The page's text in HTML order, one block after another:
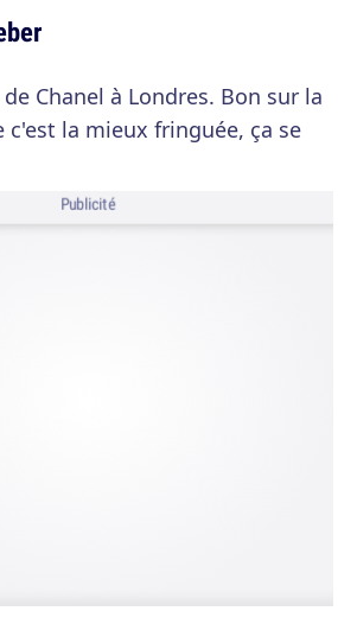
Chanel à Londres. Bon sur la
c'est la mieux fringuée, ça se
Publicité